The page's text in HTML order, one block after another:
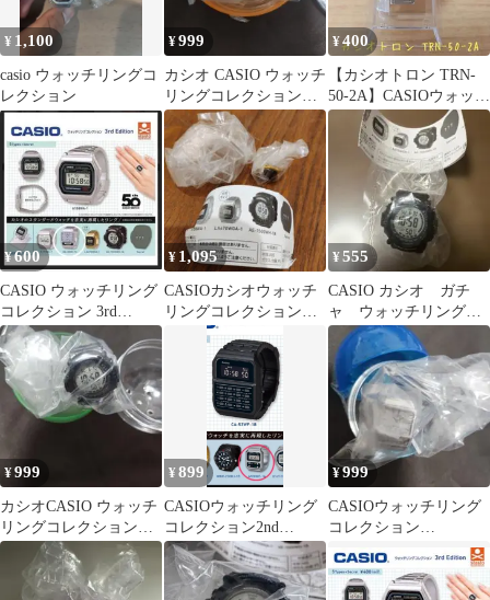
¥ 1,100
casio ウォッチリングコ
レクション
¥999
カシオ CASIO ウォッチ
リングコレクション
3rd F-91WS-7
¥400
​【カシオトロン TRN-
50-2A】CASIOウォッチ
リングコレクション2nd
¥600
CASIO ウォッチリング
コレクション 3rd
Edition
¥ 1,095
CASIOカシオウォッチ
リングコレクション
3rd LA670WGA-1 11
¥555
CASIO カシオ ガチ
ャ ウォッチリングコ
レクション AE-
1500WH-1A
¥999
カシオCASIO ウォッチ
リングコレクション
AE-1500WH-1A
¥899
CASIOウォッチリング
コレクション2nd
Edition ガチャガチャ
¥999
CASIOウォッチリング
コレクション
3rdEditionAQ-800E-7A